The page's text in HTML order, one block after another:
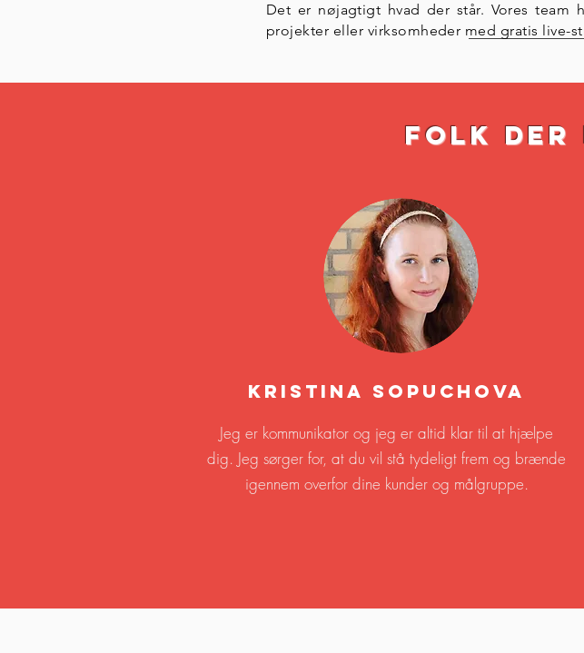
Det er nøjagtigt hvad der står. Vores team
projekter eller virksomheder med gratis live-
Folk
Kristina Sopuchova
Jeg er kommunikator og jeg er altid klar til at hjælpe
dig. Jeg sørger for, at du vil stå tydeligt frem og brænde
igennem overfor dine kunder og målgruppe.